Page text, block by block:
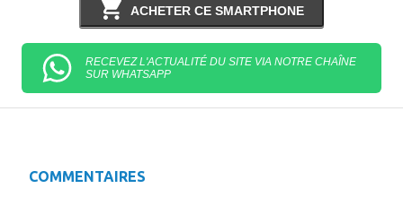
ACHETER CE SMARTPHONE
RECEVEZ L'ACTUALITÉ DU SITE VIA NOTRE CHAÎNE
SUR WHATSAPP
COMMENTAIRES